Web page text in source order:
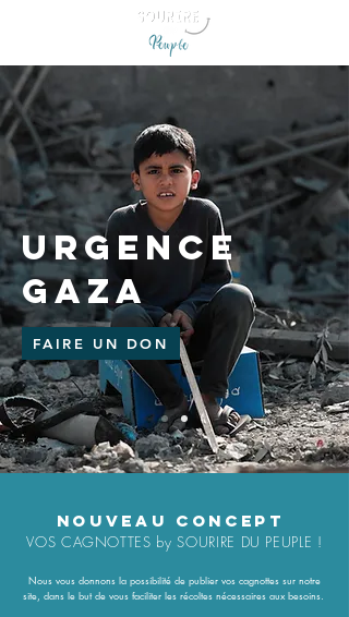
URGENCE
GAZA
FAIRE UN DON
NOUVEAU CONCEPT
VOS CAGNOTTES by SOURIRE DU PEUPLE !
Nous vous donnons la possibilité de publier vos cagnottes sur notre
site, dans le but de vous faciliter les récoltes nécessaires aux besoins.